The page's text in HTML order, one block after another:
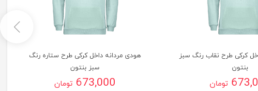
کرکی طرح نقاب رنگ سبز
بنتون
تومان
هودی مردانه داخل کرکی طرح ستاره رنگ
سبز بنتون
673,000 تومان